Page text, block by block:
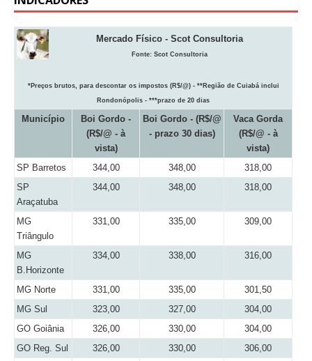
Mercado Físico - Scot Consultoria
Fonte: Scot Consultoria
*Preços brutos, para descontar os impostos (R$/@) - **Região de Cuiabá inclui
Rondonópolis - ***prazo de 20 dias
Município
Boi Gordo -
(R$/@ - à
vista)
Boi Gordo - (R$/@
- prazo 30 dias)
Vaca Gorda
(R$/@ - à
vista)
SP Barretos
344,00 348,00
318,00
SP
Araçatuba
344,00 348,00 318,00
MG
Triângulo
331,00 335,00 309,00
MG
B.Horizonte
334,00 338,00 316,00
MG Norte 331,00 335,00
301,50
MG Sul
323,00 327,00
304,00
GO Goiânia
326,00 330,00
304,00
GO Reg. Sul
326,00 330,00
306,00